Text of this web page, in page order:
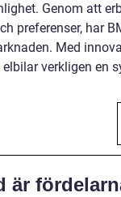
Genom att
preferenser, har
Med
elbilar verkligen en
är